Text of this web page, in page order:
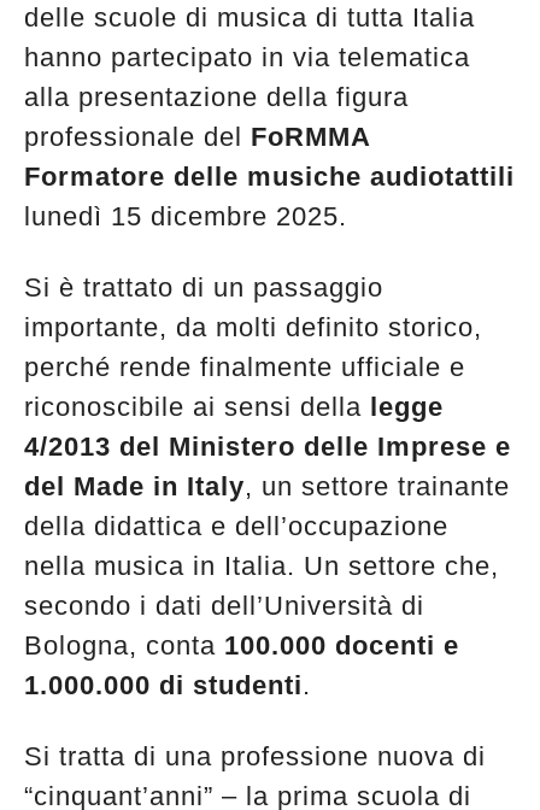
Musica Jazz di luglio 2026 è in
edicola
delle scuole di musica di tutta Italia
hanno partecipato in via telematica
alla presentazione della figura
professionale del FoRMMA
Formatore delle musiche audiotattili
lunedì 15 dicembre 2025.
Si è trattato di un passaggio
importante, da molti definito storico,
perché rende finalmente ufficiale e
riconoscibile ai sensi della legge
4/2013 del Ministero delle Imprese e
del Made in Italy, un settore trainante
della didattica e dell’occupazione
nella musica in Italia. Un settore che,
secondo i dati dell’Università di
Bologna, conta 100.000 docenti e
1.000.000 di studenti.
Si tratta di una professione nuova di
“cinquant’anni” – la prima scuola di